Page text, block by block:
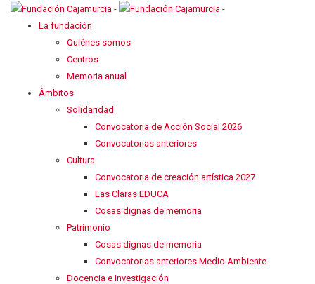
La fundación
Quiénes somos
Centros
Memoria anual
Ámbitos
Solidaridad
Convocatoria de Acción Social 2026
Convocatorias anteriores
Cultura
Convocatoria de creación artística 2027
Las Claras EDUCA
Cosas dignas de memoria
Patrimonio
Cosas dignas de memoria
Convocatorias anteriores Medio Ambiente
Docencia e Investigación